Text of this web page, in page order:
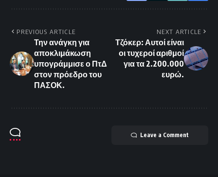
PREVIOUS ARTICLE
Την ανάγκη για
αποκλιμάκωση
υπογράμμισε ο ΠτΔ
στον πρόεδρο του
ΠΑΣΟΚ.
NEXT ARTICLE
Τζόκερ: Αυτοί είναι
οι τυχεροί αριθμοί
για τα 2.200.000
ευρώ.
Leave a Comment